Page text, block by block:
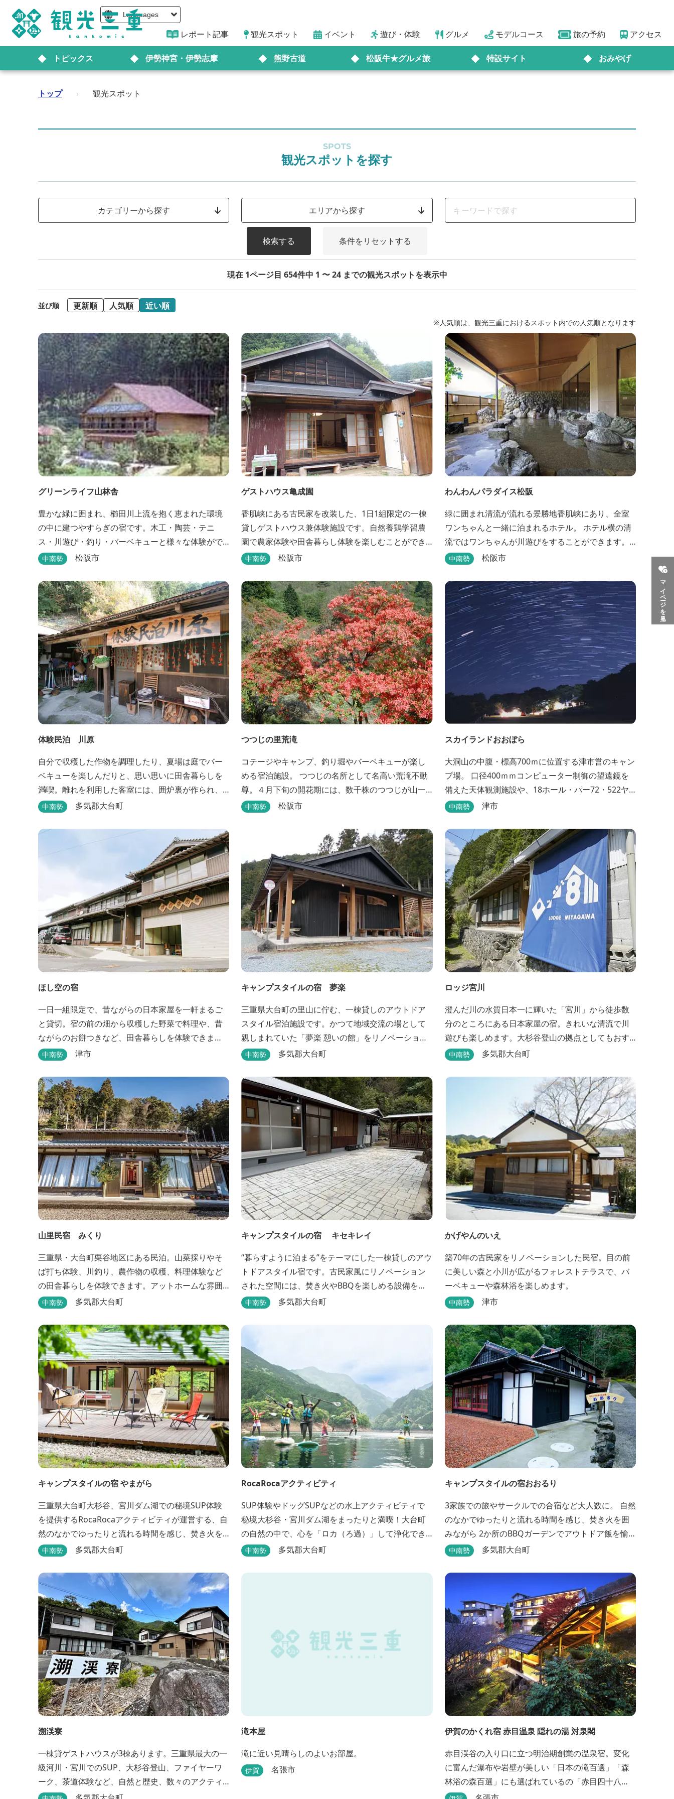
Languages
レポート記事 観光スポット イベント 遊び・体験 グルメ モデルコース 旅の予約 アクセス
トピックス 伊勢神宮・伊勢志摩 熊野古道 松阪牛★グルメ旅 特設サイト おみやげ
マイページを見る
トップ › 観光スポット
SPOTS
観光スポットを探す
カテゴリーから探す エリアから探す
検索する 条件をリセットする
現在 1ページ目 654件中 1 〜 24 までの観光スポットを表示中
並び順 更新順 人気順 近い順
※人気順は、観光三重におけるスポット内での人気順となります
グリーンライフ山林舎
豊かな緑に囲まれ、櫛田川上流を抱く恵まれた環境
の中に建つやすらぎの宿です。木工・陶芸・テニ
ス・川遊び・釣り・バーベキューと様々な体験がで
きます。心の一服にどうぞ。
中南勢 松阪市
ゲストハウス亀成園
香肌峡にある古民家を改装した、1日1組限定の一棟
貸しゲストハウス兼体験施設です。​自然養鶏学習農
園で農家体験や田舎暮らし体験を楽しむことができ
ます。
中南勢 松阪市
わんわんパラダイス松阪
緑に囲まれ清流が流れる景勝地香肌峡にあり、全室
ワンちゃんと一緒に泊まれるホテル。 ホテル横の清
流ではワンちゃんが川遊びをすることができます。
天然温泉「香肌の湯」は鉄分を含んだお湯が特徴。
イト ワクワク松阪 へ。
中南勢 松阪市
体験民泊 川原
自分で収穫した作物を調理したり、夏場は庭でバー
ベキューを楽しんだりと、思い思いに田舎暮らしを
満喫。離れを利用した客室には、囲炉裏が作られ、
薪でたく手作りの岩風呂が自慢。
中南勢 多気郡大台町
つつじの里荒滝
コテージやキャンプ、釣り堀やバーベキューが楽し
める宿泊施設。 つつじの名所として名高い荒滝不動
尊。４月下旬の開花期には、数千株のつつじが山一
面を赤く染め、辺りの山の新緑と見事なコントラス
ンフォメーションサイト ワクワク松阪 ...
中南勢 松阪市
スカイランドおおぼら
大洞山の中腹・標高700ｍに位置する津市営のキャン
プ場。 口径400ｍｍコンピューター制御の望遠鏡を
備えた天体観測施設や、18ホール・パー72・522ヤ
ードのパターゴルフ場があります。
中南勢 津市
ほし空の宿
一日一組限定で、昔ながらの日本家屋を一軒まるご
と貸切。宿の前の畑から収穫した野菜で料理や、昔
ながらのお餅つきなど、田舎暮らしを体験できま
す。
中南勢 津市
キャンプスタイルの宿 夢楽
三重県大台町の里山に佇む、一棟貸しのアウトドア
スタイル宿泊施設です。かつて地域交流の場として
親しまれていた「夢楽 憩いの館」をリノベーション
し、焚き火やBBQ、ペットとの滞在を楽しめる“キャ
間】 チェックイン 15：00（早めのチェックインご
希望は予約時に要相談） チェックアウト 9：00
【定休日】 不定休 【料金...
中南勢 多気郡大台町
ロッジ宮川
澄んだ川の水質日本一に輝いた「宮川」から徒歩数
分のところにある日本家屋の宿。きれいな清流で川
遊びも楽しめます。大杉谷登山の拠点としてもおす
すめです。
中南勢 多気郡大台町
山里民宿 みくり
三重県・大台町栗谷地区にある民泊。山菜採りやそ
ば打ち体験、川釣り、農作物の収穫、料理体験など
の田舎暮らしを体験できます。アットホームな雰囲
気が大好評。 ビオトープや、五右衛門風呂も楽しめ
っ暗。都会には無い闇の中を飛び交うヒメホタル・
ヘイケボタルを観賞したり、星空を眺めたり・・・
初夏の早朝には「アカショウビン」の美しい声を聞
く事ができた...
中南勢 多気郡大台町
キャンプスタイルの宿 キセキレイ
“暮らすように泊まる”をテーマにした一棟貸しのアウ
トドアスタイル宿です。古民家風にリノベーション
された空間には、焚き火やBBQを楽しめる設備を備
え、日常を忘れてゆったりと過ごせる時間が広がり
喫できるのも魅力です。 【営業時間】 チェックイ
中南勢 多気郡大台町
かげやんのいえ
築70年の古民家をリノベーションした民宿。目の前
に美しい森と小川が広がるフォレストテラスで、バ
ーベキューや森林浴を楽しめます。
中南勢 津市
キャンプスタイルの宿 やまがら
三重県大台町大杉谷、宮川ダム湖での秘境SUP体験
を提供するRocaRocaアクティビティが運営する、自
然のなかでゆったりと流れる時間を感じ、焚き火を
囲みながらBBQなどでアウトドア飯を愉しめる宿。
ントを張って寝ることもできるキャンプスタイルで
おもいおもいのひと時をお過ごしください。 2023年
6月よりペット可となりました。
中南勢 多気郡大台町
RocaRocaアクティビティ
SUP体験やドッグSUPなどの水上アクティビティで
秘境大杉谷・宮川ダム湖をまったりと満喫！大台町
の自然の中で、心を「ロカ（ろ過）」して浄化でき
るアクティビティを。宿泊は、RocaRocaが運営する
中南勢 多気郡大台町
キャンプスタイルの宿おおるり
3家族での旅やサークルでの合宿など大人数に。 自然
のなかでゆったりと流れる時間を感じ、焚き火を囲
みながら 2か所のBBQガーデンでアウトドア飯を愉
しめる宿です。 SUPフィールドから徒歩1分。絶景に
中南勢 多気郡大台町
溯渓寮
一棟貸ゲストハウスが3棟あります。三重県最大の一
級河川・宮川でのSUP、大杉谷登山、ファイヤーワ
ーク、茶道体験など、自然と歴史、数々のアクティ
ビティが融合する溯渓寮で心地よい時間をお過ごし
滝本屋
滝に近い見晴らしのよいお部屋。
伊賀 名張市
伊賀のかくれ宿 赤目温泉 隠れの湯 対泉閣
赤目渓谷の入り口に立つ明治期創業の温泉宿。変化
に富んだ瀑布や岩壁が美しい「日本の滝百選」「森
林浴の森百選」にも選ばれているの「赤目四十八
滝」や、忍者体験ができる「忍者の森」へ徒歩５分